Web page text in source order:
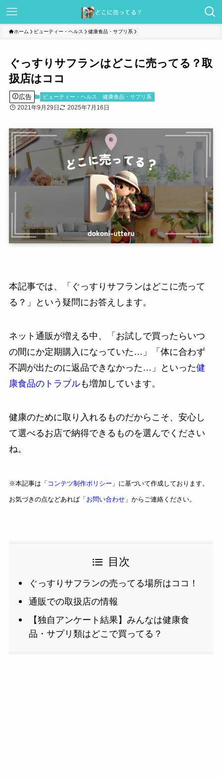
ホーム ビューティー・ヘルス 健康食品・サプリ系
ぐっすりサフランはどこに売ってる？取
扱店はココ
広告 ビューティー・ヘルス 健康食品・サプリ系
2021年9月29日 2025年7月16日
本記事では、「ぐっすりサフランはどこに売って
る？」という疑問にお答えします。
ネット通販が増える中、「お試しで買ったらいつ
の間にか定期購入になっていた…」「体に合わず
不調が出たのに返品できなかった…」といった健
康食品のトラブルも増加しています。
健康のために取り入れるものだからこそ、安心し
て選べるお店で納得できるものを選んでください
ね。
※本記事は「 コンテツ制作ポリシー 」に基づいて作成しております。
お気づきの点などあれば「お問い合わせ」からご連絡ください。
目次
ぐっすりサフランの売ってる場所はココ！
通販での取扱店の情報
【独自アンケート結果】みんなは健康食
品・サプリ類はどこで買ってる？